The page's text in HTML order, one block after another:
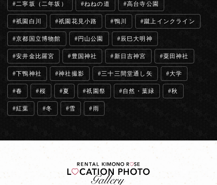
二寧坂（二年坂） ねねの道 高台寺公園
祇園白川 祇園花見小路 鴨川 蹴上インクライン
京都国立博物館 円山公園 辰巳大明神
安井金比羅宮 豊国神社 新日吉神宮 粟田神社
下鴨神社 神社撮影 三十三間堂通し矢 大学
春 桜 夏 祇園祭 自然・葉緑 秋
紅葉 冬 雪 雨